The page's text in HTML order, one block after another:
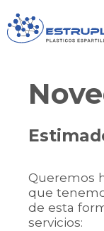
Queremos
que
de esta
servicios: